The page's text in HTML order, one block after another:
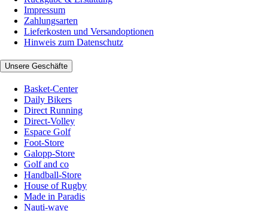
Impressum
Zahlungsarten
Lieferkosten und Versandoptionen
Hinweis zum Datenschutz
Unsere Geschäfte
Basket-Center
Daily Bikers
Direct Running
Direct-Volley
Espace Golf
Foot-Store
Galopp-Store
Golf and co
Handball-Store
House of Rugby
Made in Paradis
Nauti-wave